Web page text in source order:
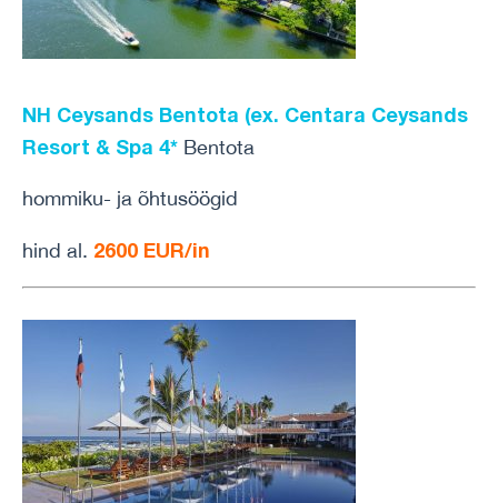
NH Ceysands Bentota (ex. Centara Ceysands
Resort & Spa 4* Bentota
hommiku- ja õhtusöögid
hind al. 2600 EUR/in